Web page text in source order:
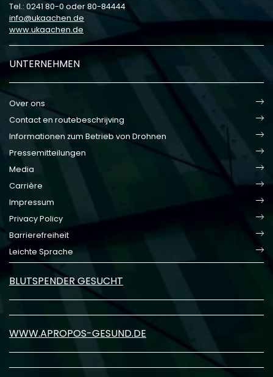
Tel.: 0241 80-0 oder 80-84444
info
ukaachen de
www.ukaachen.de
UNTERNEHMEN
Over ons
Contact en routebeschrijving
Informationen zum Betrieb von Drohnen
Pressemitteilungen
Media
Carrière
Impressum
Privacy Policy
Barrierefreiheit
Leichte Sprache
BLUTSPENDER GESUCHT
WWW.APROPOS-GESUND.DE